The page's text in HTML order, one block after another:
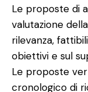
Le proposte di
valutazione
rilevanza,
obiettivi e sul
Le proposte
cronologico di